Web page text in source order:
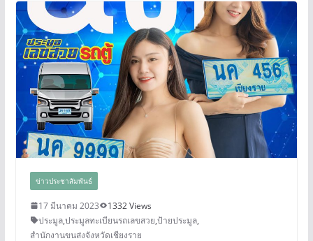
ข่าวประชาสัมพันธ์
17 มีนาคม 2023
1332 Views
ประมูล,ประมูลทะเบียนรถเลขสวย,ป้ายประมูล,
สำนักงานขนส่งจังหวัดเชียงราย